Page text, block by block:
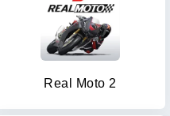
Real Moto 2